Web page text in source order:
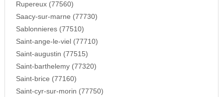
Rupereux (77560)
Saacy-sur-marne (77730)
Sablonnieres (77510)
Saint-ange-le-viel (77710)
Saint-augustin (77515)
Saint-barthelemy (77320)
Saint-brice (77160)
Saint-cyr-sur-morin (77750)